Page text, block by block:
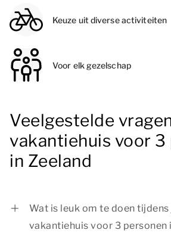
Keuze uit diverse activiteiten
Voor elk gezelschap
Veelgestelde
vakantiehuis voor 3
in Zeeland
Wat is leuk om te doen
vakantiehuis voor 3 personen